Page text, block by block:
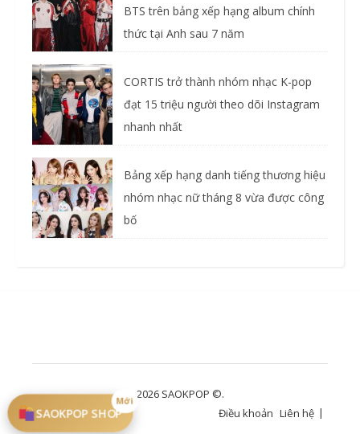
BTS trên bảng xếp hạng album chính
thức tại Anh sau 7 năm
CORTIS trở thành nhóm nhạc K-pop
đạt 15 triệu người theo dõi Instagram
nhanh nhất
Bảng xếp hạng danh tiếng thương hiệu
nhóm nhạc nữ tháng 8 vừa được công
bố
SAOKPOP SHOP
Mới
2026 SAOKPOP ©.
Điều khoản Liên hệ